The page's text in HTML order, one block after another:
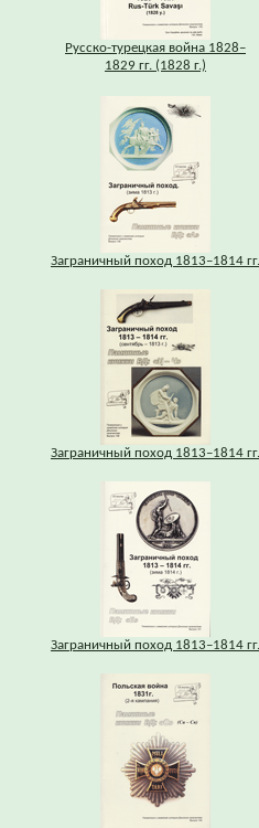
Русско-турецкая война 1828–
1829 гг. (1828 г.)
Заграничный поход 1813–1814 гг.
Заграничный поход 1813–1814 гг.
Заграничный поход 1813–1814 гг.